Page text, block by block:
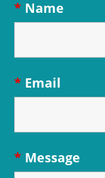
Name
*
Email
*
Message
*